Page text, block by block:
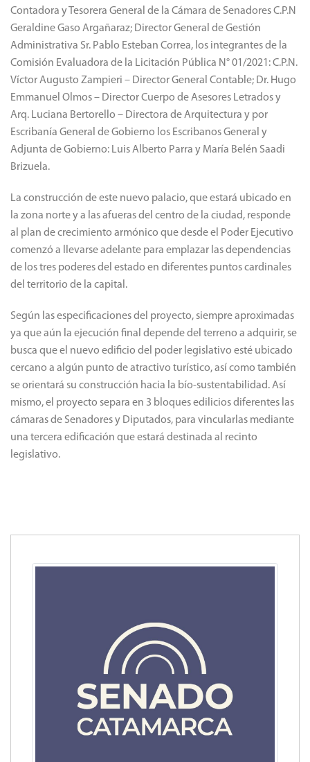
Contadora y Tesorera General de la Cámara de Senadores C.P.N
Geraldine Gaso Argañaraz; Director General de Gestión
Administrativa Sr. Pablo Esteban Correa, los integrantes de la
Comisión Evaluadora de la Licitación Pública N° 01/2021: C.P.N.
Víctor Augusto Zampieri – Director General Contable; Dr. Hugo
Emmanuel Olmos – Director Cuerpo de Asesores Letrados y
Arq. Luciana Bertorello – Directora de Arquitectura y por
Escribanía General de Gobierno los Escribanos General y
Adjunta de Gobierno: Luis Alberto Parra y María Belén Saadi
Brizuela.
La construcción de este nuevo palacio, que estará ubicado en
la zona norte y a las afueras del centro de la ciudad, responde
al plan de crecimiento armónico que desde el Poder Ejecutivo
comenzó a llevarse adelante para emplazar las dependencias
de los tres poderes del estado en diferentes puntos cardinales
del territorio de la capital.
Según las especificaciones del proyecto, siempre aproximadas
ya que aún la ejecución final depende del terreno a adquirir, se
busca que el nuevo edificio del poder legislativo esté ubicado
cercano a algún punto de atractivo turístico, así como también
se orientará su construcción hacia la bío-sustentabilidad. Así
mismo, el proyecto separa en 3 bloques edilicios diferentes las
cámaras de Senadores y Diputados, para vincularlas mediante
una tercera edificación que estará destinada al recinto
legislativo.